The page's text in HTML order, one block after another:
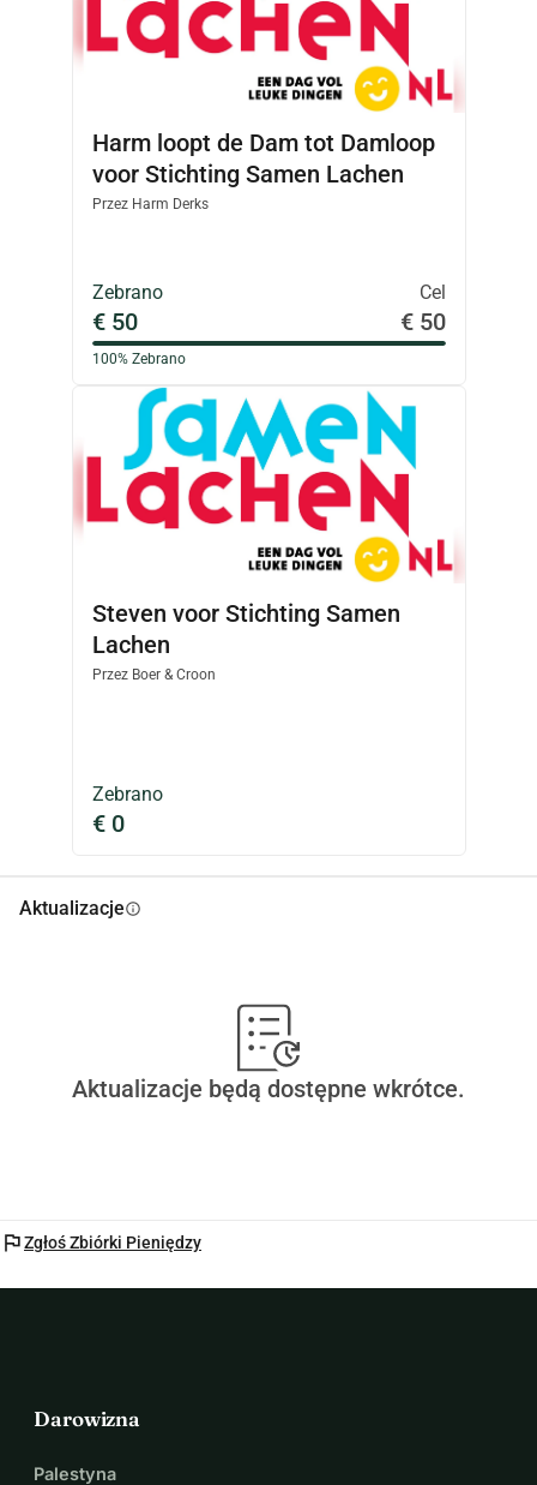
Harm loopt de Dam tot Damloop
voor Stichting Samen Lachen
PrzezHarm Derks
Zebrano Cel
€ 50 € 50
100% Zebrano
Steven voor Stichting Samen
Lachen
PrzezBoer & Croon
Zebrano
€ 0
Aktualizacjeinfo
Aktualizacje będą dostępne wkrótce.
flagZgłoś Zbiórki Pieniędzy
Darowizna
Palestyna